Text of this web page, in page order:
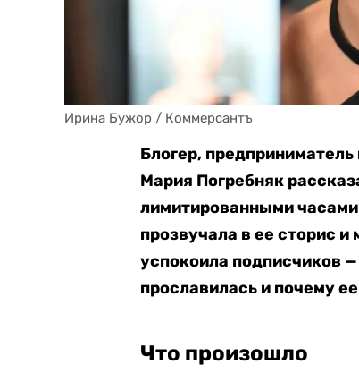
Ирина Бужор / Коммерсантъ
Блогер,
Мария Погребняк
лимитированными
прозвучала в ее сторис и
успокоила подписчиков
прославилась и почему
Что произошло